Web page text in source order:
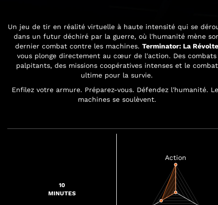
Un jeu de tir en réalité virtuelle à haute intensité qui se
dans un futur déchiré par la guerre, où l'humanité mène
dernier combat contre les machines. Terminator: La Révolte
vous plonge directement au cœur de l'action. Des combats
palpitants, des missions coopératives intenses et le combat
ultime pour la survie.
Enfilez votre armure. Préparez-vous. Défendez l'humanité.
machines se soulèvent.
10
MINUTES